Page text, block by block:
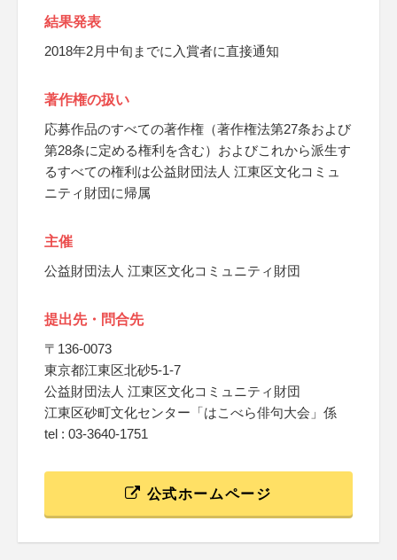
結果発表
2018年2月中旬までに入賞者に直接通知
著作権の扱い
応募作品のすべての著作権（著作権法第27条および
第28条に定める権利を含む）およびこれから派生す
るすべての権利は公益財団法人 江東区文化コミュ
ニティ財団に帰属
主催
公益財団法人 江東区文化コミュニティ財団
提出先・問合先
〒136-0073
東京都江東区北砂5-1-7
公益財団法人 江東区文化コミュニティ財団
江東区砂町文化センター「はこべら俳句大会」係
tel : 03-3640-1751
公式ホームページ